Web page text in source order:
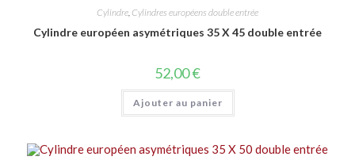
Cylindre Cylindres européens double entrée
Cylindre européen asymétriques 35 X 45 double entrée
52,00€
Ajouter au panier